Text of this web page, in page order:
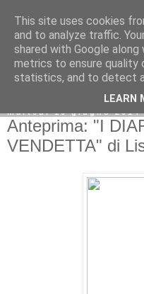
martedì 10 giugno 2014
Anteprima: "I
VENDETTA" di
This site uses cookies
and to analyze traffic.
shared with Google
metrics to ensure quality
statistics, and to detect
LEARN